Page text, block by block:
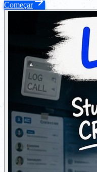
Começar